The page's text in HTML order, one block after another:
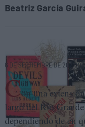
Beatriz García
Literatura fronteriza.
6 DE SEPTIEMBRE DE 2021
Con una
largo del Río
dependiendo de en